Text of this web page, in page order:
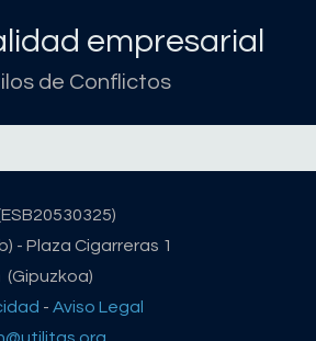
empresarial
de Conflictos
- Plaza Cigarreras 1
- Aviso Legal